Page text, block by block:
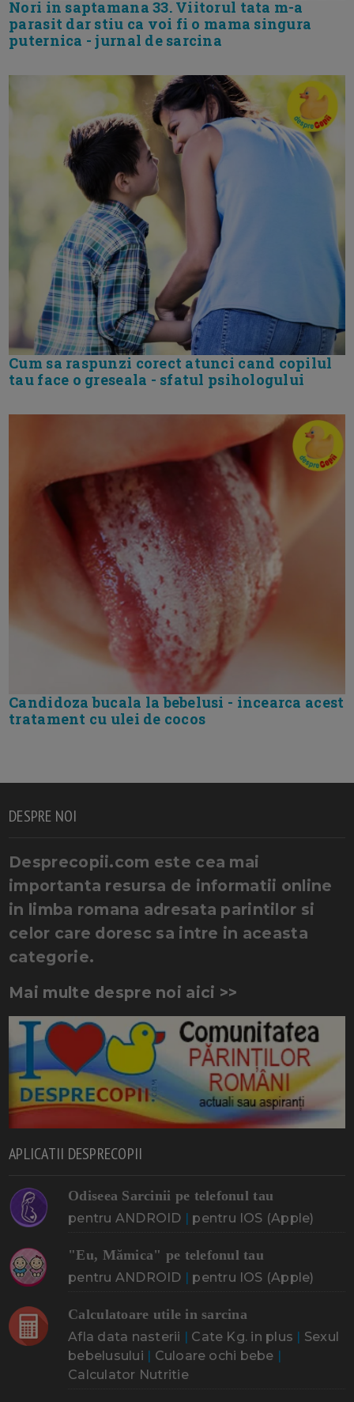
Nori in saptamana 33. Viitorul tata m-a
parasit dar stiu ca voi fi o mama singura
puternica - jurnal de sarcina
Cum sa raspunzi corect atunci cand copilul
tau face o greseala - sfatul psihologului
Candidoza bucala la bebelusi - incearca acest
tratament cu ulei de cocos
DESPRE NOI
Desprecopii.com este cea mai
importanta resursa de informatii online
in limba romana adresata parintilor si
celor care doresc sa intre in aceasta
categorie.
Mai multe despre noi aici >>
APLICATII DESPRECOPII
Odiseea Sarcinii pe telefonul tau
pentru ANDROID | pentru IOS (Apple)
"Eu, Mămica" pe telefonul tau
pentru ANDROID | pentru IOS (Apple)
Calculatoare utile in sarcina
Afla data nasterii | Cate Kg. in plus | Sexul
bebelusului | Culoare ochi bebe |
Calculator Nutritie